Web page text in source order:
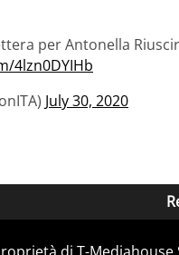
per Antonella
4lzn0DYIHb
July 30, 2020